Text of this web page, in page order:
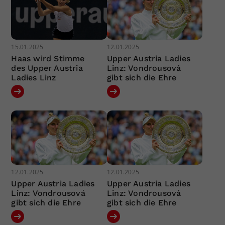
15.01.2025
Haas wird Stimme
des Upper Austria
Ladies Linz
12.01.2025
Upper Austria Ladies
Linz: Vondrousová
gibt sich die Ehre
12.01.2025
Upper Austria Ladies
Linz: Vondrousová
gibt sich die Ehre
12.01.2025
Upper Austria Ladies
Linz: Vondrousová
gibt sich die Ehre